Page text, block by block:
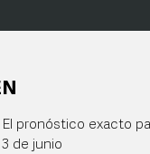
pronóstico exacto
de junio